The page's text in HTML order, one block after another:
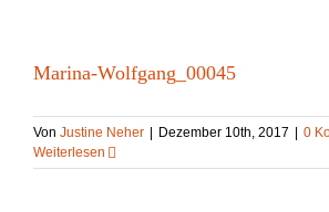
Marina-Wolfgang_00045
Von Justine Neher Dezember 10th, 2017
0
Weiterlesen